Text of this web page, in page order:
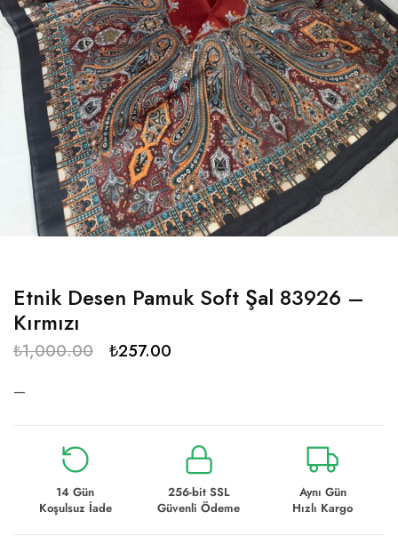
Etnik Desen Pamuk Soft Şal 83926 –
Kırmızı
₺1,000.00 ₺257.00
—
14 Gün
Koşulsuz İade
256-bit SSL
Güvenli Ödeme
Aynı Gün
Hızlı Kargo